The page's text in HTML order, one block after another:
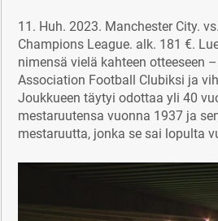
11. Huh. 2023. Manchester City.
Champions League. alk. 181 €.
nimensä vielä kahteen otteeseen
Association Football Clubiksi ja
Joukkueen täytyi odottaa yli 40
mestaruutensa vuonna 1937 ja
mestaruutta, jonka se sai lopulta